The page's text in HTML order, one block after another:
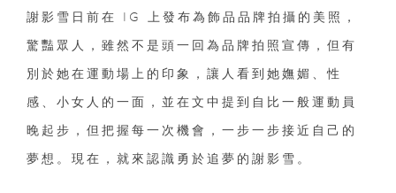
謝影雪日前在 IG 上發布為飾品品牌拍攝的美照，
驚豔眾人，雖然不是頭一回為品牌拍照宣傳，但有
別於她在運動場上的印象，讓人看到她嫵媚、性
感、小女人的一面，並在文中提到自比一般運動員
晚起步，但把握每一次機會，一步一步接近自己的
夢想。現在，就來認識勇於追夢的謝影雪。